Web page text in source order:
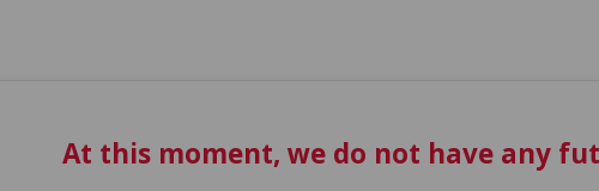
At this moment, we do not have any